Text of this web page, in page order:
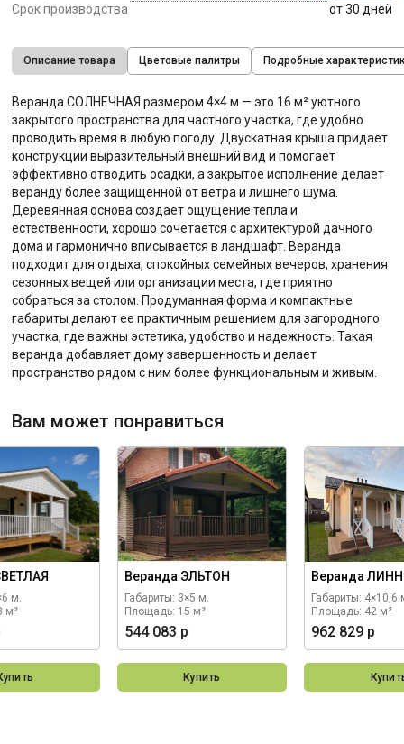
Срок производства
от 30 дней
Описание товара Цветовые палитры Подробные
Веранда СОЛНЕЧНАЯ размером 4×4 м — это 16 м² уютного
закрытого пространства для частного участка, где удобно
проводить время в любую погоду. Двускатная крыша придает
конструкции выразительный внешний вид и помогает
эффективно отводить осадки, а закрытое исполнение делает
веранду более защищенной от ветра и лишнего шума.
Деревянная основа создает ощущение тепла и
естественности, хорошо сочетается с архитектурой дачного
дома и гармонично вписывается в ландшафт. Веранда
подходит для отдыха, спокойных семейных вечеров, хранения
сезонных вещей или организации места, где приятно
собраться за столом. Продуманная форма и компактные
габариты делают ее практичным решением для загородного
участка, где важны эстетика, удобство и надежность. Такая
веранда добавляет дому завершенность и делает
пространство рядом с ним более функциональным и живым.
Вам может понравиться
м.
м²
Веранда ЭЛЬТОН
Габариты: 3×5 м.
Площадь: 15 м²
544 083 р
Купить
Веранда
Габариты: 4×10,6
Площадь: 42 м²
962 829 р